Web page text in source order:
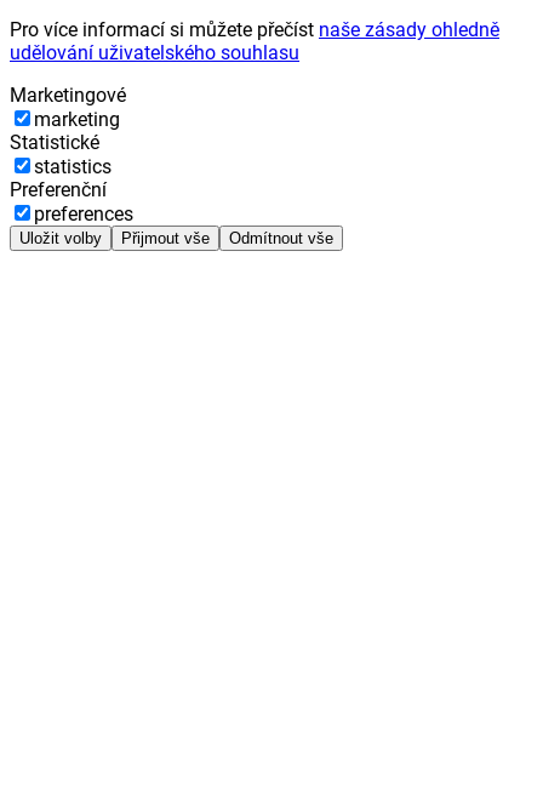
Pro více informací si můžete přečíst naše zásady ohledně
udělování uživatelského souhlasu
Marketingové
marketing
Statistické
statistics
Preferenční
preferences
Uložit volby Přijmout vše Odmítnout vše